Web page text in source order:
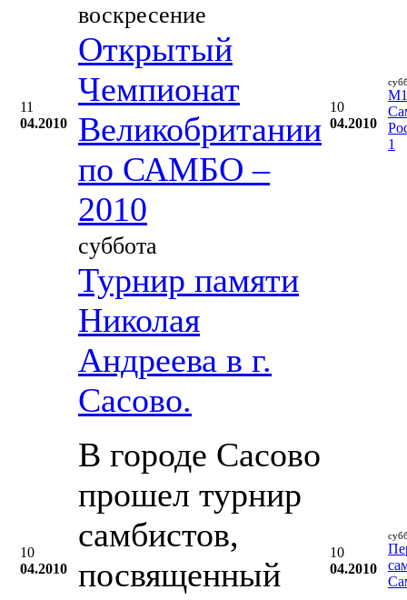
11
04.2010
воскресение
Открытый
Чемпионат
Великобритании
по САМБО –
2010
10
04.2010
1
10
04.2010
суббота
Турнир памяти
Николая
Андреева в г.
Сасово.
В городе Сасово
прошел турнир
самбистов,
посвященный
10
04.2010